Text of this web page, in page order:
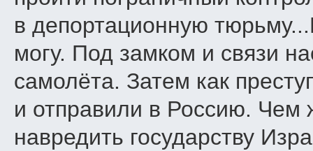
в депортационную
могу. Под замком и связи
самолёта. Затем как
и отправили в Россию. Чем
навредить государству